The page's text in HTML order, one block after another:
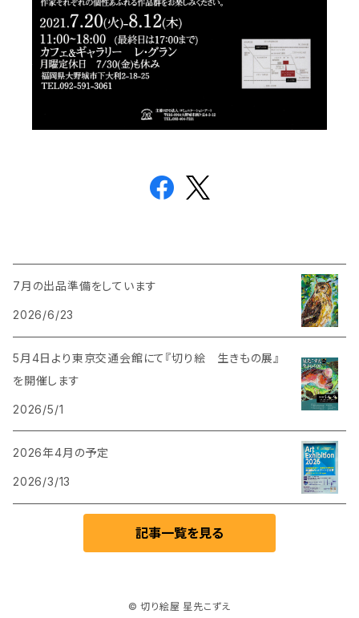
7月の出品準備をしています
2026/6/23
5月4日より東京交通会館にて『切り絵 生きもの展』
を開催します
2026/5/1
2026年4月の予定
2026/3/13
記事一覧を見る
© 切り絵屋 星先こずえ